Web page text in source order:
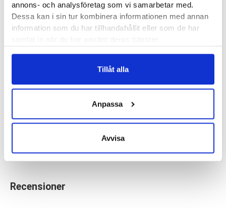
annons- och analysföretag som vi samarbetar med.
Dessa kan i sin tur kombinera informationen med annan
information som du har tillhandahållit eller som de har
Tillåt alla
Anpassa
Avvisa
Den här versionen av Hierro Hiker GORE-TEX är byggd på en
bredare D-läst och passar bäst för dig som söker lite mer
Material:Mocka, mesh och vattentätt GORE-TEX
Normala, höga, låga
Altras artikelnummer:WTHIMCv9
Recensioner